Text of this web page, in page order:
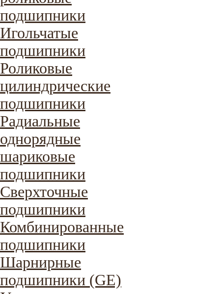
подшипники
Игольчатые
подшипники
Роликовые
цилиндрические
подшипники
Радиальные
однорядные
шариковые
подшипники
Сверхточные
подшипники
Комбинированные
подшипники
Шарнирные
подшипники (GE)